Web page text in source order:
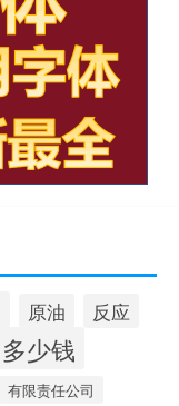
原油 反应
多少钱
有限责任公司